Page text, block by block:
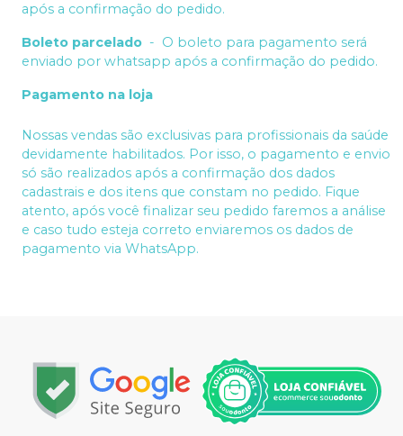
após a confirmação do pedido.
Boleto parcelado - O boleto para pagamento será
enviado por whatsapp após a confirmação do pedido.
Pagamento na loja
Nossas vendas são exclusivas para profissionais da saúde
devidamente habilitados. Por isso, o pagamento e envio
só são realizados após a confirmação dos dados
cadastrais e dos itens que constam no pedido. Fique
atento, após você finalizar seu pedido faremos a análise
e caso tudo esteja correto enviaremos os dados de
pagamento via WhatsApp.